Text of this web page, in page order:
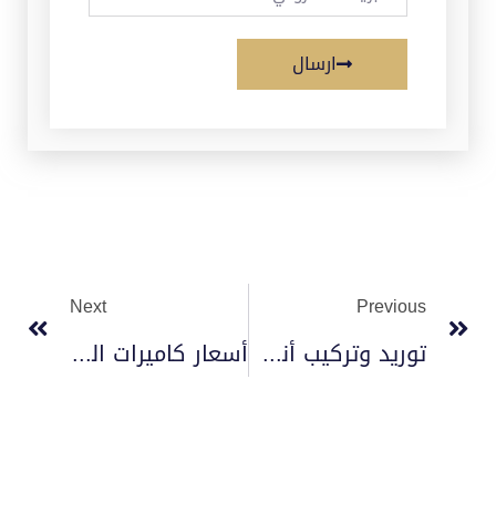
ارسال
Previous
توريد وتركيب أنظمة إطفاء المطابخ 2023
Next
أسعار كاميرات المراقبة 2025